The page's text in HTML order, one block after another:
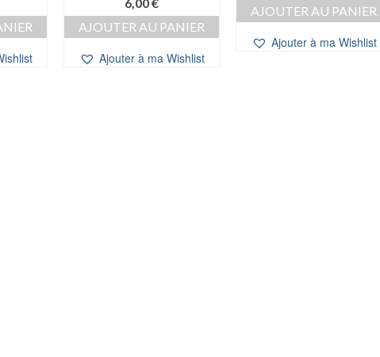
AJOUTER AU PANIER
Ajouter à ma Wishlist
AJOUTER AU PANIER
Ajouter à ma Wishlist